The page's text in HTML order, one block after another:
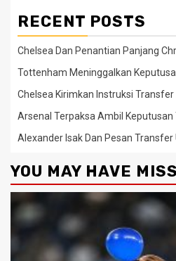
RECENT POSTS
Chelsea Dan Penantian Panjang
Tottenham Meninggalkan
Chelsea Kirimkan Instruksi
Arsenal Terpaksa Ambil
Alexander Isak Dan Pesan Transfer
YOU MAY HAVE